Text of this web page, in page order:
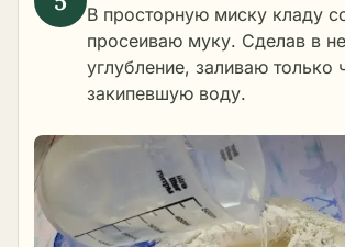
В просторную миску кладу
просеиваю муку. Сделав в
углубление, заливаю только
закипевшую воду.